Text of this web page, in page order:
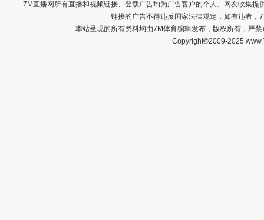
7M直播网所有直播和视频链接、登载广告均为广告客户的个人、网友收集
链接的广告不得违反国家法律规定，如有违者
本站呈现的所有资料均由7M体育编辑发布，版权所有，严
Copyright©2009-2025